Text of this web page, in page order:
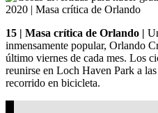
15 | Masa crítica de Orlando |
inmensamente popular, Orlando
último viernes de cada mes. Los
reunirse en Loch Haven Park a
recorrido en bicicleta.